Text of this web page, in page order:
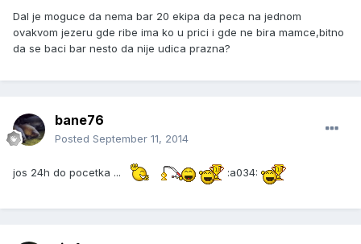
Dal je moguce da nema bar 20 ekipa da peca na jednom
ovakvom jezeru gde ribe ima ko u prici i gde ne bira mamce,bitno
da se baci bar nesto da nije udica prazna?
bane76
Posted September 11, 2014
jos 24h do pocetka ... :a034: